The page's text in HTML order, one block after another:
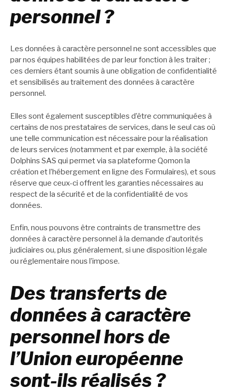
personnel ?
Les données à caractère personnel ne sont accessibles que
par nos équipes habilitées de par leur fonction à les traiter ;
ces derniers étant soumis à une obligation de confidentialité
et sensibilisés au traitement des données à caractère
personnel.
Elles sont également susceptibles d’être communiquées à
certains de nos prestataires de services, dans le seul cas où
une telle communication est nécessaire pour la réalisation
de leurs services (notamment et par exemple, à la société
Dolphins SAS qui permet via sa plateforme Qomon la
création et l’hébergement en ligne des Formulaires), et sous
réserve que ceux-ci offrent les garanties nécessaires au
respect de la sécurité et de la confidentialité de vos
données.
Enfin, nous pouvons être contraints de transmettre des
données à caractère personnel à la demande d’autorités
judiciaires ou, plus généralement, si une disposition légale
ou réglementaire nous l’impose.
Des transferts de
données à caractère
personnel hors de
l’Union européenne
sont-ils réalisés ?